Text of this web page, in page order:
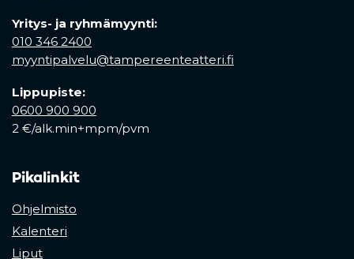
Yritys- ja ryhmämyynti:
010 346 2400
myyntipalvelu@tampereenteatteri.fi
Lippupiste:
0600 900 900
2 €/alk.min+mpm/pvm
Pikalinkit
Ohjelmisto
Kalenteri
Liput